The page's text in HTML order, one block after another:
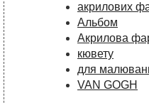
акрилових
Альбом
Акрилова
кювету
для
VAN GOGH